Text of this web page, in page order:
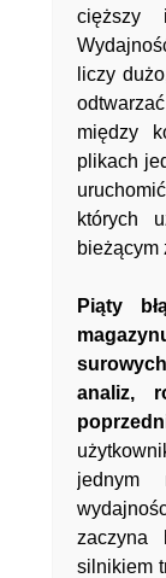
cięższy
liczy
między
plikach
których
bieżącym
Piąty
analiz,
jednym
zaczyna
silnikiem